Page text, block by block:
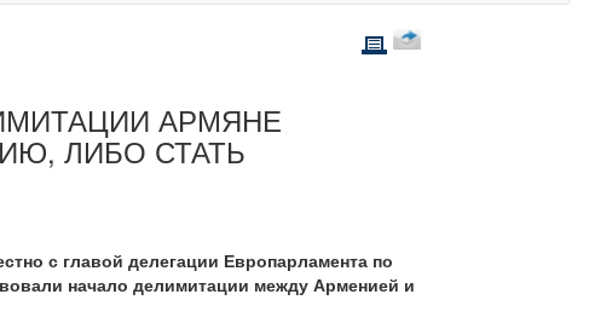
АРМЯНЕ
ЛИБО СТАТЬ
с главой делегации Европарламента по
начало делимитации между Арменией и